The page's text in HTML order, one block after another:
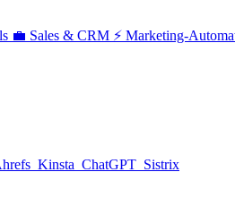
💼 Sales & CRM ⚡ Marketing-
Kinsta ChatGPT Sistrix